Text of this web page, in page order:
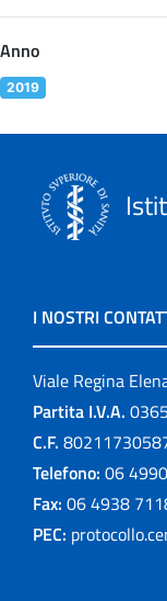
Anno
2019
I NOSTRI
Viale Regina
Partita I.V.A.
C.F.
Telefono: 06
Fax: 06 4938
PEC: